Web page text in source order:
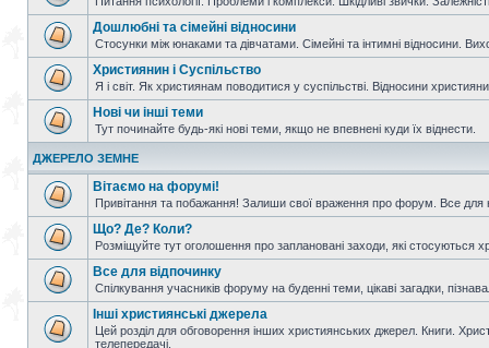
Дошлюбні та сімейні відносини
Стосунки між юнаками та дівчатами. Сімейні та інтимні відносини.
Християнин і Суспільство
Я і світ. Як християнам поводитися у суспільстві. Відносини
Нові чи інші теми
Тут починайте будь-які нові теми, якщо не впевнені куди їх віднести.
ДЖЕРЕЛО ЗЕМНЕ
Вітаємо на форумі!
Привітання та побажання! Залиши свої враження про форум. Все для
Що? Де? Коли?
Розміщуйте тут оголошення про заплановані заходи, які стосуються
Все для відпочинку
Спілкування учасників форуму на буденні теми, цікаві загадки,
Інші християнські джерела
Цей розділ для обговорення інших християнських джерел. Книги.
телепередачі.